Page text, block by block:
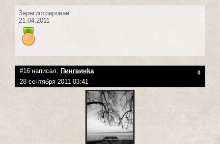
Зарегистрирован:
21.04.2011
#16 написал: Пингвинka 0
28 сентября 2011 03:41